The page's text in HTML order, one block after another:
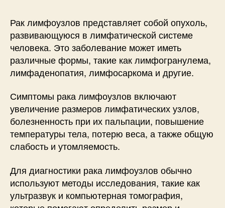
Рак лимфоузлов представляет собой опухоль,
развивающуюся в лимфатической системе
человека. Это заболевание может иметь
различные формы, такие как лимфогранулема,
лимфаденопатия, лимфосаркома и другие.
Симптомы рака лимфоузлов включают
увеличение размеров лимфатических узлов,
болезненность при их пальпации, повышение
температуры тела, потерю веса, а также общую
слабость и утомляемость.
Для диагностики рака лимфоузлов обычно
используют методы исследования, такие как
ультразвук и компьютерная томография,